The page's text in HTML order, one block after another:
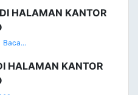
HALAMAN KANTOR
Baca...
HALAMAN KANTOR